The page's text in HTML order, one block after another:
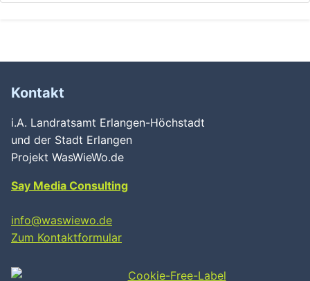
Kontakt
i.A. Landratsamt Erlangen-Höchstadt
und der Stadt Erlangen
Projekt WasWieWo.de
Say Media Consulting
info@waswiewo.de
Zum Kontaktformular